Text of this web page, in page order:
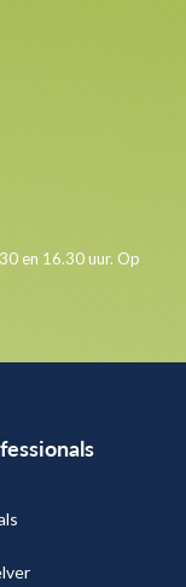
en 16.30 uur. Op